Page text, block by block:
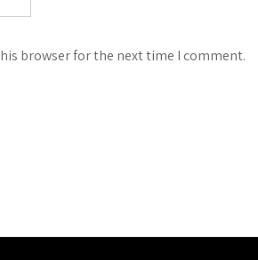
browser for the next time I comment.